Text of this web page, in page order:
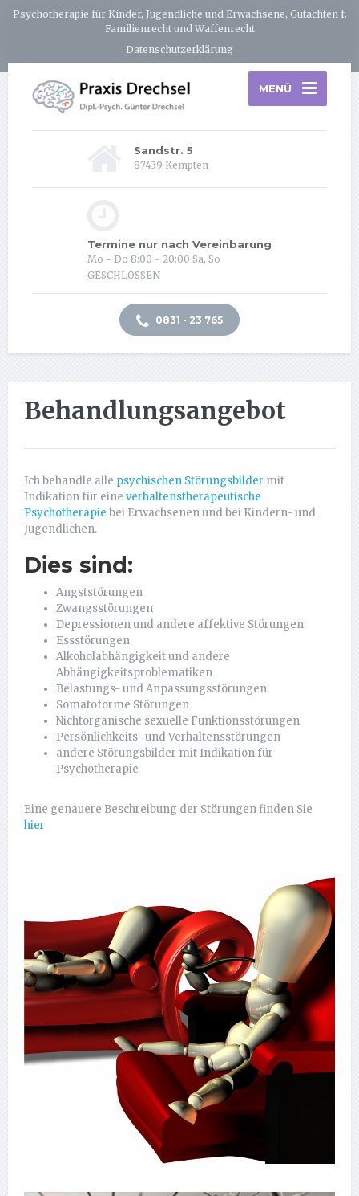
Psychotherapie für Kinder, Jugendliche und Erwachsene, Gutachten f.
Familienrecht und Waffenrecht
Datenschutzerklärung
MENÜ
Sandstr. 5
87439 Kempten
Termine nur nach Vereinbarung
Mo - Do 8:00 - 20:00 Sa, So
GESCHLOSSEN
0831 - 23 765
Behandlungsangebot
Ich behandle alle psychischen Störungsbilder mit
Indikation für eine verhaltenstherapeutische
Psychotherapie bei Erwachsenen und bei Kindern- und
Jugendlichen.
Dies sind:
Angststörungen
Zwangsstörungen
Depressionen und andere affektive Störungen
Essstörungen
Alkoholabhängigkeit und andere
Abhängigkeitsproblematiken
Belastungs- und Anpassungsstörungen
Somatoforme Störungen
Nichtorganische sexuelle Funktionsstörungen
Persönlichkeits- und Verhaltensstörungen
andere Störungsbilder mit Indikation für
Psychotherapie
Eine genauere Beschreibung der Störungen finden Sie
hier